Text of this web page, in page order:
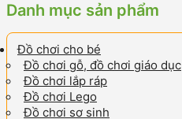
Danh mục sản phẩm
Đồ chơi cho bé
Đồ chơi gỗ, đồ chơi giáo dục
Đồ chơi lắp ráp
Đồ chơi Lego
Đồ chơi sơ sinh